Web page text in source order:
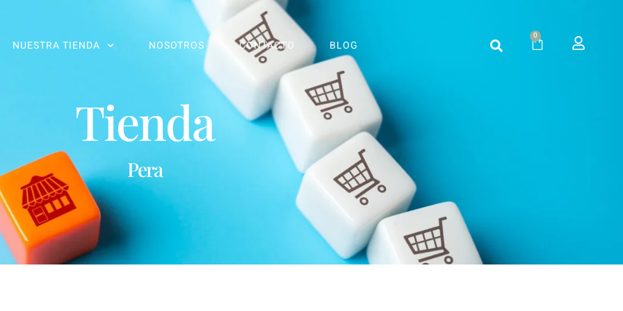
NUESTRA TIENDA NOSOTROS CONTACTO BLOG
0
Tienda
Pera